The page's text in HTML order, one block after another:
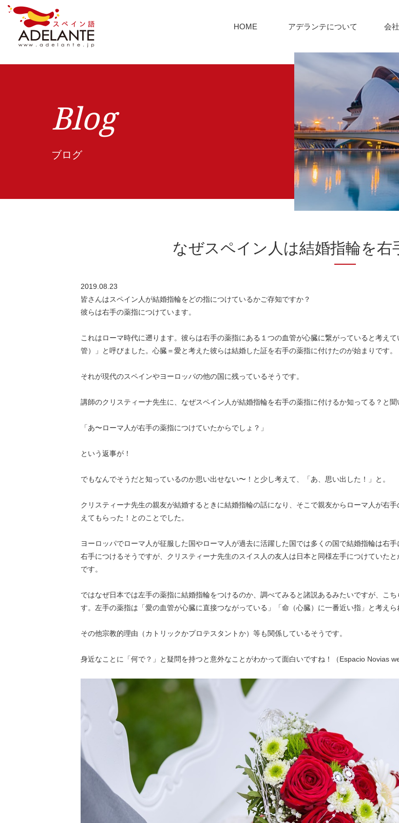
HOME アデランテについて 会
Blog
ブログ
なぜスペイン人は結婚指輪を右
2019.08.23
皆さんはスペイン人が結婚指輪をどの指につけているかご存知ですか？
彼らは右手の薬指につけています。
これはローマ時代に遡ります。彼らは右手の薬指にある１つの血管が心臓に繋がっていると考え
管）」と呼びました。心臓＝愛と考えた彼らは結婚した証を右手の薬指に付けたのが始まりです。
それが現代のスペインやヨーロッパの他の国に残っているそうです。
講師のクリスティーナ先生に、なぜスペイン人が結婚指輪を右手の薬指に付けるか知ってる？と聞
「あ〜ローマ人が右手の薬指につけていたからでしょ？」
という返事が！
でもなんでそうだと知っているのか思い出せない〜！と少し考えて、「あ、思い出した！」と。
クリスティーナ先生の親友が結婚するときに結婚指輪の話になり、そこで親友からローマ人が右
えてもらった！とのことでした。
ヨーロッパでローマ人が征服した国やローマ人が過去に活躍した国では多くの国で結婚指輪は右
右手につけるそうですが、クリスティーナ先生のスイス人の友人は日本と同様左手につけていた
です。
ではなぜ日本では左手の薬指に結婚指輪をつけるのか、調べてみると諸説あるみたいですが、こ
す。左手の薬指は「愛の血管が心臓に直接つながっている」「命（心臓）に一番近い指」と考えら
その他宗教的理由（カトリックかプロテスタントか）等も関係しているそうです。
身近なことに「何で？」と疑問を持つと意外なことがわかって面白いですね！（Espacio Novias